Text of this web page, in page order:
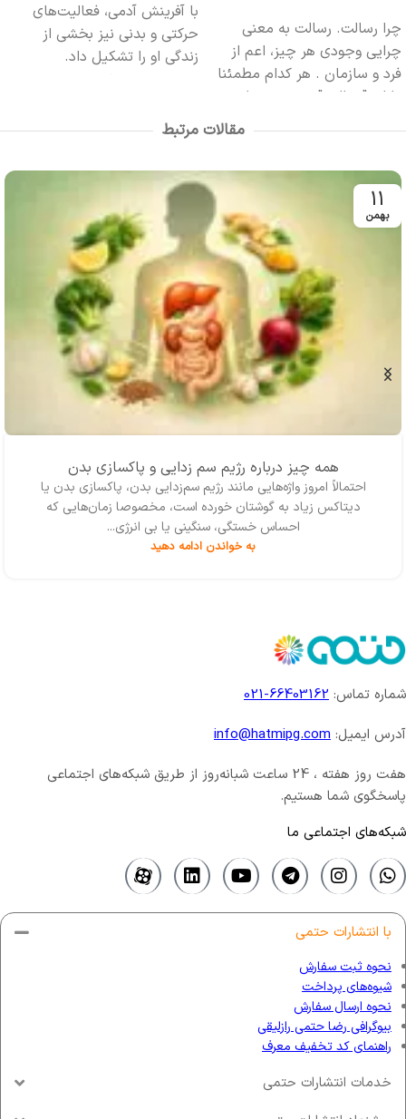
چرا رسالت. رسالت به معنی
چرایی وجودی هر چیز، اعم از
فرد و سازمان . هر کدام مطمئنا
دارای "رسالتی" هستند. چرایی
مربی ، چرایی فردی بعنوان مدیر
و بالاخره چرایی حضور فردی
بعنوان نویسنده .
با آفرینش آد‌‌‌‌می، فعالیت‌های
حرکتی و بد‌‌‌‌نی نیز بخشی از
زند‌‌‌‌گی او را تشکیل د‌‌‌‌اد‌‌‌‌.
حرکتی، تفریحی و ورزشی و چه از
بشر قرار گرفت.
مقالات مرتبط
11
بهمن
همه چیز درباره رژیم سم زدایی و پاکسازی بدن
احتمالاً امروز واژه‌‌هایی مانند رژیم سم‌زدایی بدن، پاکسازی بدن یا
دیتاکس زیاد به گوشتان خورده است، مخصوصا زمان‌هایی که
احساس خستگی، سنگینی یا بی انرژی...
به خواندن ادامه دهید
شماره تماس: 66403162-021
آدرس ایمیل: info@hatmipg.com
هفت روز هفته ، 24 ساعت شبانه‌روز از طریق شبکه‌های اجتماعی
پاسخگوی شما هستیم.
شبکه‌های اجتماعی ما
با انتشارات حتمی
نحوه ثبت سفارش
شیوه‌های پرداخت
نحوه ارسال سفارش
بیوگرافی رضا حتمی رازلیقی
راهنمای کد تخفیف معرف
خدمات انتشارات حتمی